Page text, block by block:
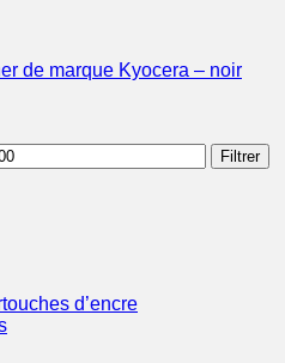
de marque Kyocera – noir
Filtrer
d’encre